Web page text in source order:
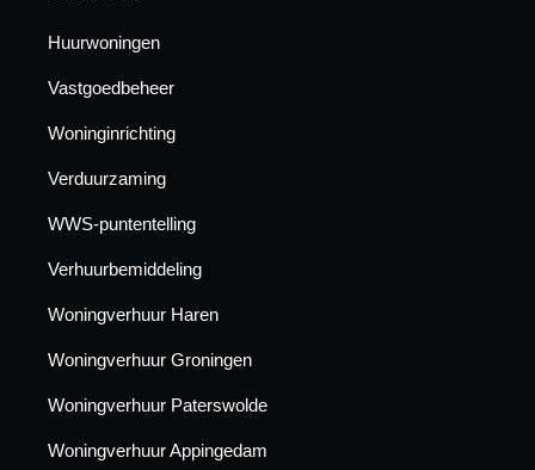
Huurwoningen
Vastgoedbeheer
Woninginrichting
Verduurzaming
WWS-puntentelling
Verhuurbemiddeling
Woningverhuur Haren
Woningverhuur Groningen
Woningverhuur Paterswolde
Woningverhuur Appingedam